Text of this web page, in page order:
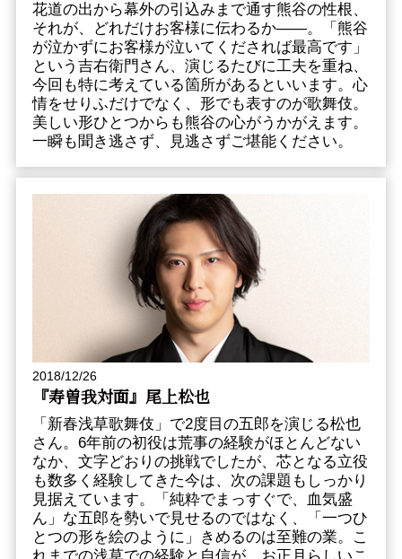
花道の出から幕外の引込みまで通す熊谷の性根、
それが、どれだけお客様に伝わるか――。「熊谷
が泣かずにお客様が泣いてくだされば最高です」
という吉右衛門さん、演じるたびに工夫を重ね、
今回も特に考えている箇所があるといいます。心
情をせりふだけでなく、形でも表すのが歌舞伎。
美しい形ひとつからも熊谷の心がうかがえます。
一瞬も聞き逃さず、見逃さずご堪能ください。
2018/12/26
『寿曽我対面』尾上松也
「新春浅草歌舞伎」で2度目の五郎を演じる松也
さん。6年前の初役は荒事の経験がほとんどない
なか、文字どおりの挑戦でしたが、芯となる立役
も数多く経験してきた今は、次の課題もしっかり
見据えています。「純粋でまっすぐで、血気盛
ん」な五郎を勢いで見せるのではなく、「一つひ
とつの形を絵のように」きめるのは至難の業。こ